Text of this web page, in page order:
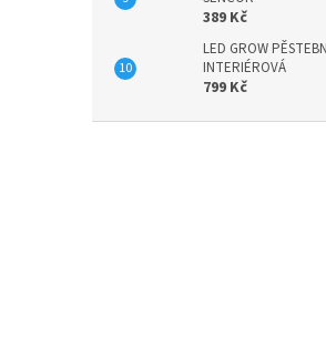
389 Kč
LED GROW
INTERIÉROVÁ
799 Kč